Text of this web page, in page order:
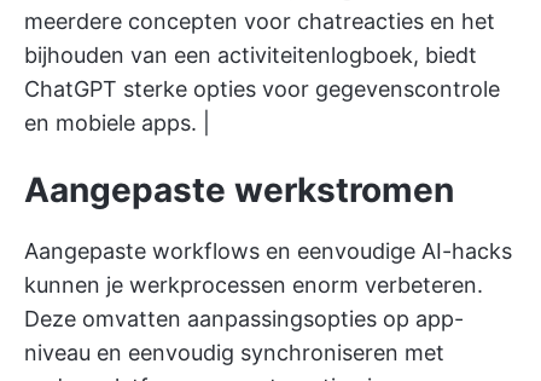
meerdere concepten voor chatreacties en het
bijhouden van een activiteitenlogboek, biedt
ChatGPT sterke opties voor gegevenscontrole
en mobiele apps. |
Aangepaste werkstromen
Aangepaste workflows en eenvoudige AI-hacks
kunnen je werkprocessen enorm verbeteren.
Deze omvatten aanpassingsopties op app-
niveau en eenvoudig synchroniseren met